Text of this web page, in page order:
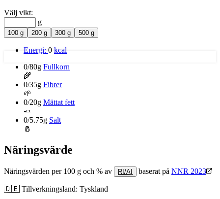
Välj vikt:
g
100 g 200 g 300 g 500 g
Energi: 0 kcal
0/80g Fullkorn
🌾
0/35g Fibrer
🌱
0/20g Mättat fett
🧈
0/5.75g Salt
🧂
Näringsvärde
Näringsvärden per 100 g och % av RI/AI baserat på NNR 2023
🇩🇪 Tillverkningsland: Tyskland